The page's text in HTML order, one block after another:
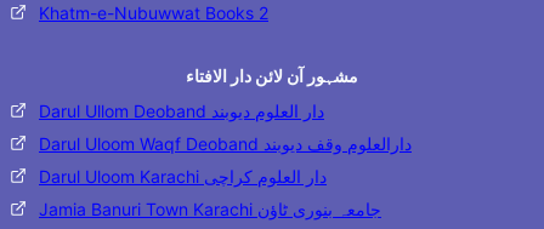
Khatm-e-Nubuwwat Books 2
مشہور آن لائن دار الافتاء
Darul Ullom Deoband دار العلوم دیوبند
Darul Uloom Waqf Deoband دارالعلوم وقف دیوبند
Darul Uloom Karachi دار العلوم کراچی
Jamia Banuri Town Karachi جامعہ بنوری ٹاؤن